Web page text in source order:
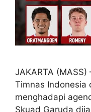
JAKARTA
Timnas Indonesia
menghadapi
Skuad Garuda